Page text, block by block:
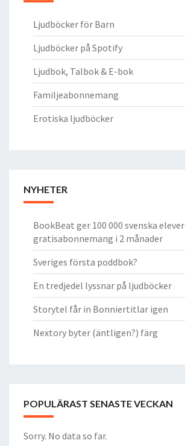
Ljudböcker för Barn
Ljudböcker på Spotify
Ljudbok, Talbok & E-bok
Familjeabonnemang
Erotiska ljudböcker
NYHETER
BookBeat ger 100 000 svenska elever
gratisabonnemang i 2 månader
Sveriges första poddbok?
En tredjedel lyssnar på ljudböcker
Storytel får in Bonniertitlar igen
Nextory byter (äntligen?) färg
POPULÄRAST SENASTE VECKAN
Sorry. No data so far.